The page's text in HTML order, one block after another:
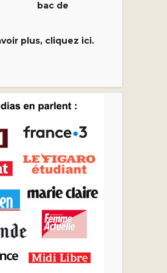
bac de
plus, cliquez ici.